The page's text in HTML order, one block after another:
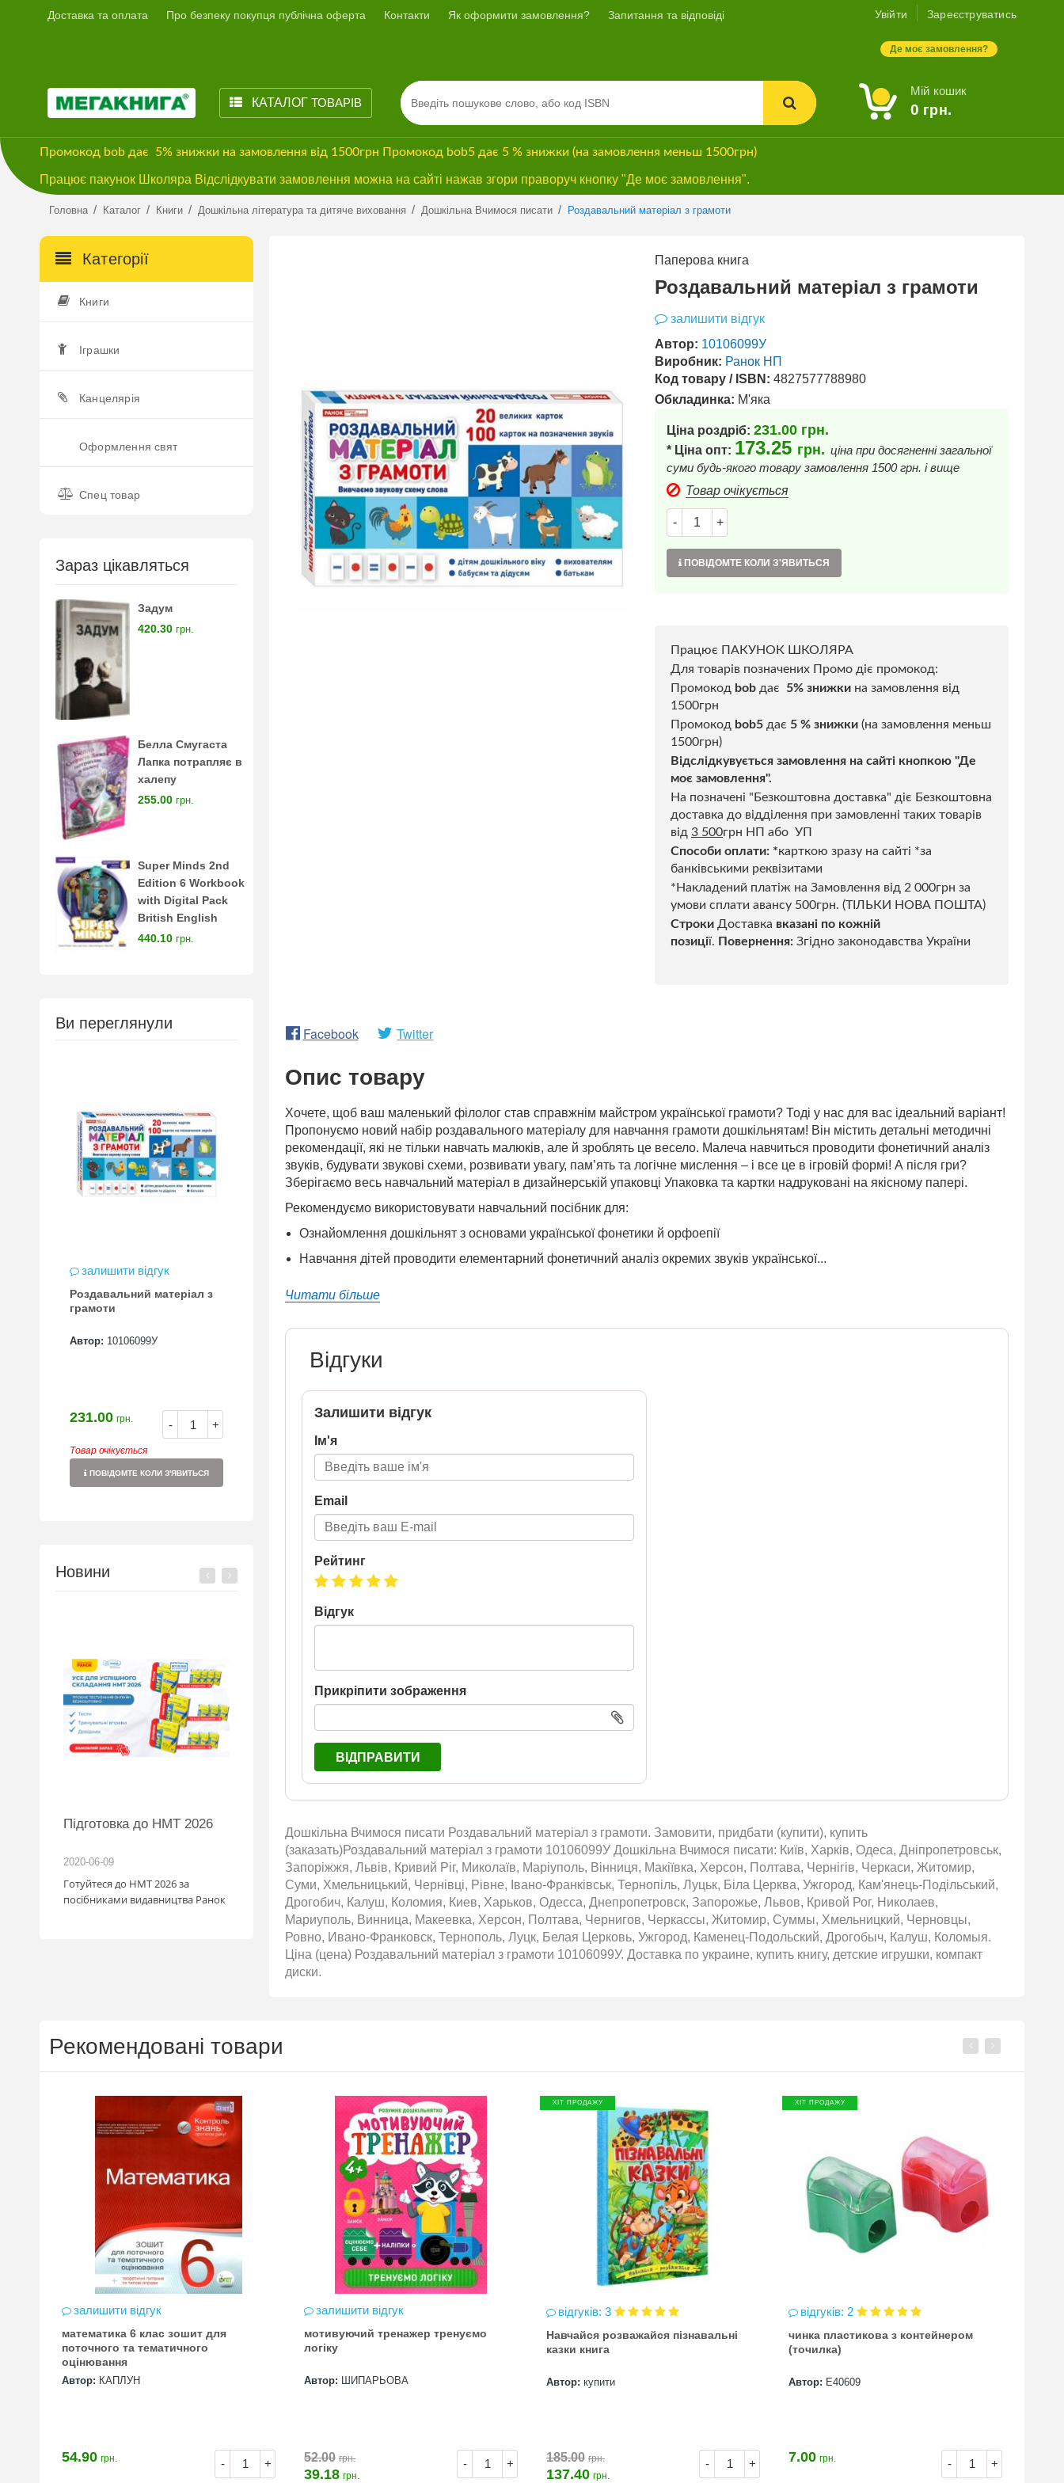
Доставка та оплата Про безпеку покупця публічна оферта Контакти Як оформити замовлення? Запитання та відповіді Увійти Зареєструватись
Де моє замовлення?
КАТАЛОГТОВАРІВ
Мій кошик
0 грн.
Промокод bob дає 5% знижки на замовлення від 1500грн Промокод bob5 дає 5 % знижки (на замовлення меньш 1500грн)
Працює пакунок Школяра Відслідкувати замовлення можна на сайті нажав згори праворуч кнопку "Де моє замовлення".
Головна / Каталог / Книги / Дошкільна література та дитяче виховання / Дошкільна Вчимося писати / Роздавальний матеріал з грамоти
Категорії
Книги
Іграшки
Канцелярія
Оформлення свят
Спец товар
Зараз цікавляться
Задум
420.30 грн.
Белла Смугаста
Лапка потрапляє в
халепу
255.00 грн.
Super Minds 2nd
Edition 6 Workbook
with Digital Pack
British English
440.10 грн.
Ви переглянули
залишити відгук
Роздавальний матеріал з
грамоти
Автор: 10106099У
- +
231.00 грн.
Товар очікується
ПОВІДОМТЕ КОЛИ З'ЯВИТЬСЯ
Новини
Підготовка до НМТ 2026
2020-06-09
Готуйтеся до НМТ 2026 за
посібниками видавництва Ранок
Нова пошта та BMW
розігрують автомобіль!
2020-06-09
Нова пошта та BMW розігрують
автомобіль! Пам’ятайте: кожна
посилка — це один шанс стати
власником нового автомобіля.
Період дії акції: 15.06 - 31.07
Механіка: отримуй одну посилку
Новою поштою і приймай
15 Реєстрація в акції за номером
телефону Сторінка
2026-06-18
Паперова книга
Роздавальний матеріал з грамоти
залишити відгук
Автор: 10106099У
Виробник: Ранок НП
Код товару / ISBN: 4827577788980
Обкладинка: М'яка
Ціна роздріб: 231.00 грн.
* Ціна опт: 173.25 грн. ціна при досягненні загальної
суми будь-якого товару замовлення 1500 грн. і вище
Товар очікується
- +
ПОВІДОМТЕ КОЛИ З'ЯВИТЬСЯ
Працює ПАКУНОК ШКОЛЯРА
Для товарів позначених Промо діє промокод:
Промокод bob дає 5% знижки на замовлення від
1500грн
Промокод bob5 дає 5 % знижки (на замовлення меньш
1500грн)
Відслідкувується замовлення на сайті кнопкою "Де
моє замовлення".
На позначені "Безкоштовна доставка" діє Безкоштовна
доставка до відділення при замовленні таких товарів
від 3 500грн НП або УП
Способи оплати: *карткою зразу на сайті *за
банківськими реквізитами
*Накладений платіж на Замовлення від 2 000грн за
умови сплати авансу 500грн. (ТІЛЬКИ НОВА ПОШТА)
Строки Доставка вказані по кожній
позиції. Повернення: Згідно законодавства України
Facebook Twitter
Опис товару
Хочете, щоб ваш маленький філолог став справжнім майстром української грамоти? Тоді у нас для вас ідеальний варіант!
Пропонуємо новий набір роздавального матеріалу для навчання грамоти дошкільнятам! Він містить детальні методичні
рекомендації, які не тільки навчать малюків, але й зроблять це весело. Малеча навчиться проводити фонетичний аналіз
звуків, будувати звукові схеми, розвивати увагу, пам’ять та логічне мислення – і все це в ігровій формі! А після гри?
Зберігаємо весь навчальний матеріал в дизайнерській упаковці Упаковка та картки надруковані на якісному папері.
Рекомендуємо використовувати навчальний посібник для:
Ознайомлення дошкільнят з основами української фонетики й орфоепії
Навчання дітей проводити елементарний фонетичний аналіз окремих звуків української...
Читати більше
Відгуки
Залишити відгук
Ім'я
Email
Рейтинг
Відгук
Прикріпити зображення
ВІДПРАВИТИ
Дошкільна Вчимося писати Роздавальний матеріал з грамоти. Замовити, придбати (купити), купить
(заказать)Роздавальний матеріал з грамоти 10106099У Дошкільна Вчимося писати: Київ, Харків, Одеса, Дніпропетровськ,
Запоріжжя, Львів, Кривий Ріг, Миколаїв, Маріуполь, Вінниця, Макіївка, Херсон, Полтава, Чернігів, Черкаси, Житомир,
Суми, Хмельницький, Чернівці, Рівне, Івано-Франківськ, Тернопіль, Луцьк, Біла Церква, Ужгород, Кам'янець-Подільський,
Дрогобич, Калуш, Коломия, Киев, Харьков, Одесса, Днепропетровск, Запорожье, Львов, Кривой Рог, Николаев,
Мариуполь, Винница, Макеевка, Херсон, Полтава, Чернигов, Черкассы, Житомир, Суммы, Хмельницкий, Черновцы,
Ровно, Ивано-Франковск, Тернополь, Луцк, Белая Церковь, Ужгород, Каменец-Подольский, Дрогобыч, Калуш, Коломыя.
Ціна (цена) Роздавальний матеріал з грамоти 10106099У. Доставка по украине, купить книгу, детские игрушки, компакт
диски.
Рекомендовані товари
залишити відгук
математика 6 клас зошит для
поточного та тематичного
оцінювання
Автор: КАПЛУН
- +
54.90 грн.
залишити відгук
мотивуючий тренажер тренуємо
логіку
Автор: ШИПАРЬОВА
- +
52.00 грн.
39.18 грн.
ХІТ ПРОДАЖУ
відгуків: 3
Навчайся розважайся пізнавальні
казки книга
Автор: купити
- +
185.00 грн.
137.40 грн.
ХІТ ПРОДАЖУ
відгуків: 2
чинка пластикова з контейнером
(точилка)
Автор: Е40609
- +
7.00 грн.